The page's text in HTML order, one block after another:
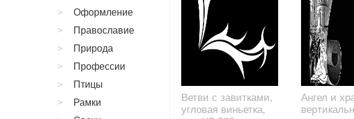
Ветви с завитками,
угловая виньетка,
Ангел и
Оформление
Православие
Природа
Профессии
Птицы
Рамки